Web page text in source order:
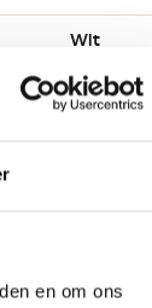
en om ons
Wit
L